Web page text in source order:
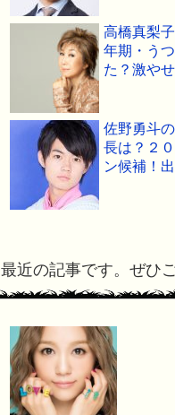
高橋真梨
年期・う
た？激や
佐野勇斗
長は？２
ン候補！
最近の記事です。ぜひ